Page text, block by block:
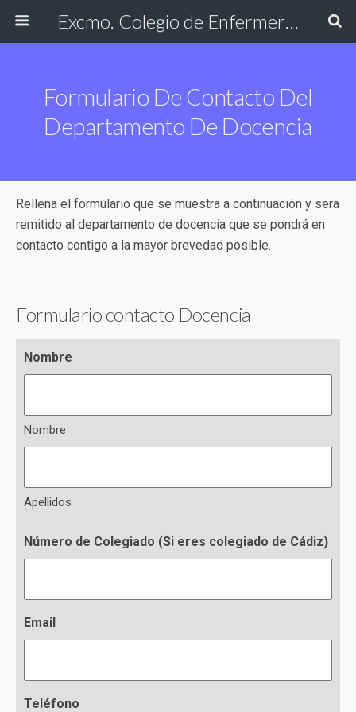
Excmo. Colegio de Enfermería de Cádiz
Formulario De Contacto Del
Departamento De Docencia
Rellena el formulario que se muestra a continuación y sera
remitido al departamento de docencia que se pondrá en
contacto contigo a la mayor brevedad posible.
Formulario contacto Docencia
Nombre
Nombre
Apellidos
Número de Colegiado (Si eres colegiado de Cádiz)
Email
Teléfono